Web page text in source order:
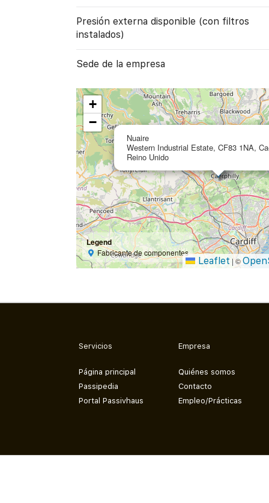
Presión externa disponible (con filtros
instalados)
Sede de la empresa
Nuaire
Western Industrial Estate, CF83 1NA,
Reino Unido
+
−
Legend
Fabricante de componentes
Leaflet | ©
Servicios
Página principal
Passipedia
Portal Passivhaus
Empresa
Quiénes somos
Contacto
Empleo/Prácticas